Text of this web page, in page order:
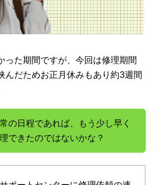
った期間ですが、今回は修理期間
んだためお正月休みもあり約3週間
の日程であれば、もう少し早く
できたのではないかな？